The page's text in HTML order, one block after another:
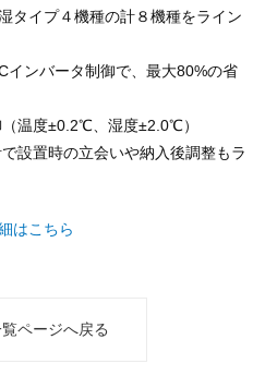
タイプ４機種の計８機種をライン
ンバータ制御で、最大80%の省
温度±0.2℃、湿度±2.0℃）
設置時の立会いや納入後調整もラ
はこちら
ページへ戻る